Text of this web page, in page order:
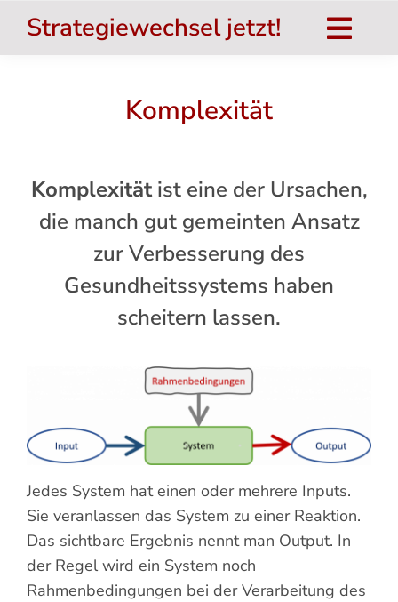
Inhalt
springen
Strategiewechsel jetzt!
Umsetzung
Nat. Inst. für Gesundheit
Systemtheorie
Suche
nach:
Komplexität
Komplexitätist eine der Ursachen,
die manch gut gemeinten Ansatz
zur Verbesserung des
Gesundheitssystems haben
scheitern lassen.
Jedes System hat einen oder mehrere Inputs.
Sie veranlassen das System zu einer Reaktion.
Das sichtbare Ergebnis nennt man Output. In
der Regel wird ein System noch
Rahmenbedingungen bei der Verarbeitung des